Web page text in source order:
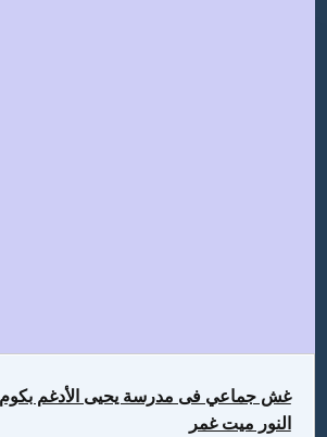
غش جماعي فى مدرسة يحيى الأدغم بكوم
النور ميت غمر